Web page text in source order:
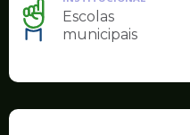
Ilustração
da
de
Educação
Escolas
municipais